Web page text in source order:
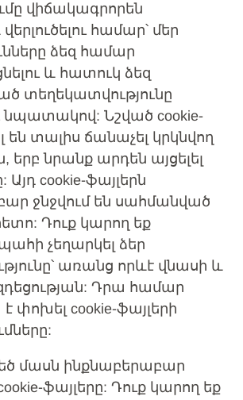
վիճակագրորեն
համար՝ մեր
ձեզ համար
և հատուկ ձեզ
տեղեկատվությունը
նպատակով: Նշված cookie-
են տալիս ճանաչել կրկնվող
երբ նրանք արդեն այցելել
Այդ cookie-ֆայլերն
ջնջվում են սահմանված
Դուք կարող եք
չեղարկել ձեր
առանց որևէ վնասի և
Դրա համար
փոխել cookie-ֆայլերի
մասն ինքնաբերաբար
ֆայլերը: Դուք կարող եք